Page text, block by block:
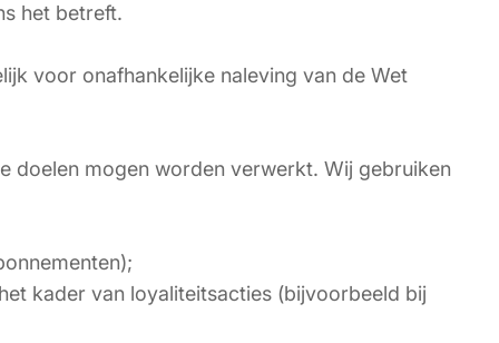
het betreft.
voor onafhankelijke naleving van de Wet
doelen mogen worden verwerkt. Wij gebruiken
kader van loyaliteitsacties (bijvoorbeeld bij